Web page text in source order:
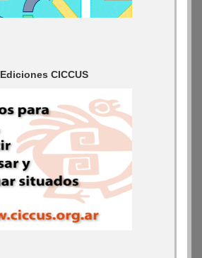
Ediciones CICCUS